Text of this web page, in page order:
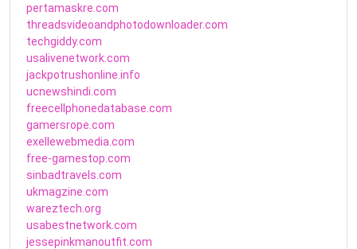
pertamaskre.com
threadsvideoandphotodownloader.com
techgiddy.com
usalivenetwork.com
jackpotrushonline.info
ucnewshindi.com
freecellphonedatabase.com
gamersrope.com
exellewebmedia.com
free-gamestop.com
sinbadtravels.com
ukmagzine.com
wareztech.org
usabestnetwork.com
jessepinkmanoutfit.com